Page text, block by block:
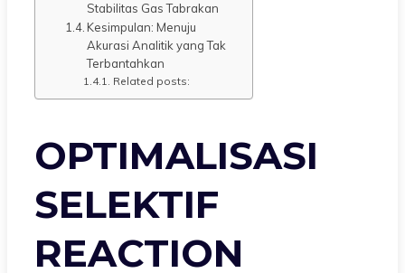
Stabilitas Gas Tabrakan
Kesimpulan: Menuju
Akurasi Analitik yang Tak
Terbantahkan
Related posts:
OPTIMALISASI
SELEKTIF
REACTION